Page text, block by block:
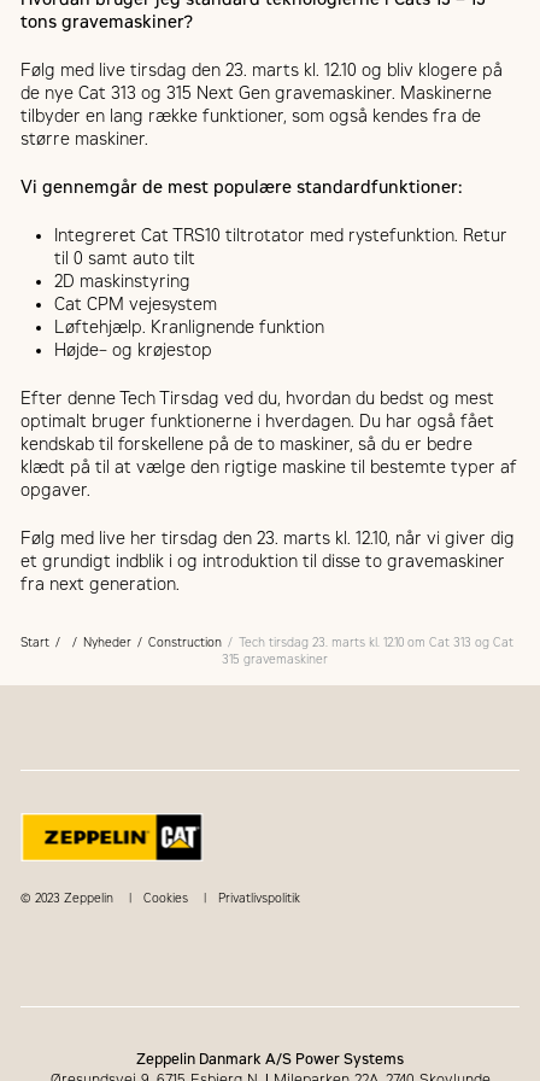
tons gravemaskiner?
Følg med live tirsdag den 23. marts kl. 12.10 og bliv klogere på
de nye Cat 313 og 315 Next Gen gravemaskiner. Maskinerne
tilbyder en lang række funktioner, som også kendes fra de
større maskiner.
Vi gennemgår de mest populære standardfunktioner:
Integreret Cat TRS10 tiltrotator med rystefunktion. Retur
til 0 samt auto tilt
2D maskinstyring
Cat CPM vejesystem
Løftehjælp. Kranlignende funktion
Højde– og krøjestop
Efter denne Tech Tirsdag ved du, hvordan du bedst og mest
optimalt bruger funktionerne i hverdagen. Du har også fået
kendskab til forskellene på de to maskiner, så du er bedre
klædt på til at vælge den rigtige maskine til bestemte typer af
opgaver.
Følg med live her tirsdag den 23. marts kl. 12.10, når vi giver dig
et grundigt indblik i og introduktion til disse to gravemaskiner
fra next generation.
Start Nyheder Construction
Tech tirsdag 23. marts kl. 12.10 om Cat 313 og Cat
315 gravemaskiner
© 2023 Zeppelin Cookies Privatlivspolitik
Zeppelin Danmark A/S Power Systems